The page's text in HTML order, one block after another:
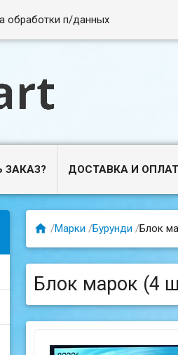
обработки п/данных
ЗАКАЗ? ДОСТАВКА И
 /Марки /Бурунди /Блок
Блок марок (4